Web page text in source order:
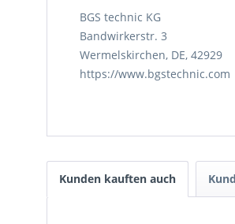
BGS technic KG
Bandwirkerstr. 3
Wermelskirchen, DE, 42929
https://www.bgstechnic.com
Kunden kauften auch